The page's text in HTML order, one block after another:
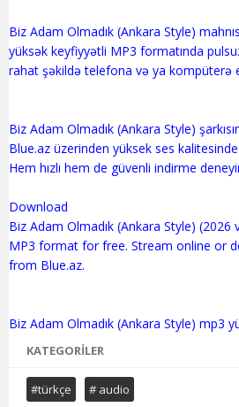
Biz Adam Olmadık (Ankara Style)
yüksək keyfiyyətli MP3 formatında
rahat şəkildə telefona və ya kompüterə
Biz Adam Olmadık (Ankara Style)
Blue.az üzerinden yüksek ses
Hem hızlı hem de güvenli indirme
Download
Biz Adam Olmadık (Ankara Style)
MP3 format for free. Stream online or
from Blue.az.
KATEGORILER
#türkçe # audio